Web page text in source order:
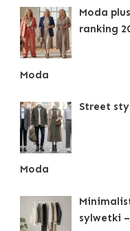
Moda
ranking
Moda
Street
Moda
sylwetki